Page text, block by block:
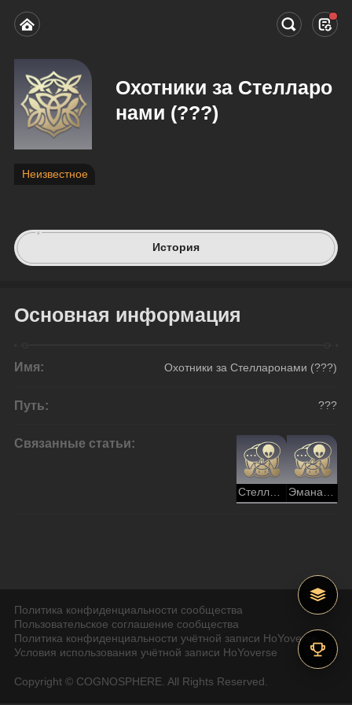
Охотники за Стелларо
нами (???)
Неизвестное
История
Основная информация
Имя: Охотники за Стелларонами (???)
Путь: ???
Связанные статьи:
Стелларон (объект) Эманатор (явление)
Политика конфиденциальности сообщества
Пользовательское соглашение сообщества
Политика конфиденциальности учётной записи HoYoverse
Условия использования учётной записи HoYoverse
Copyright © COGNOSPHERE. All Rights Reserved.